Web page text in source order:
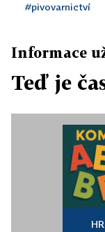
#pivovarnictví
Informace
Teď je